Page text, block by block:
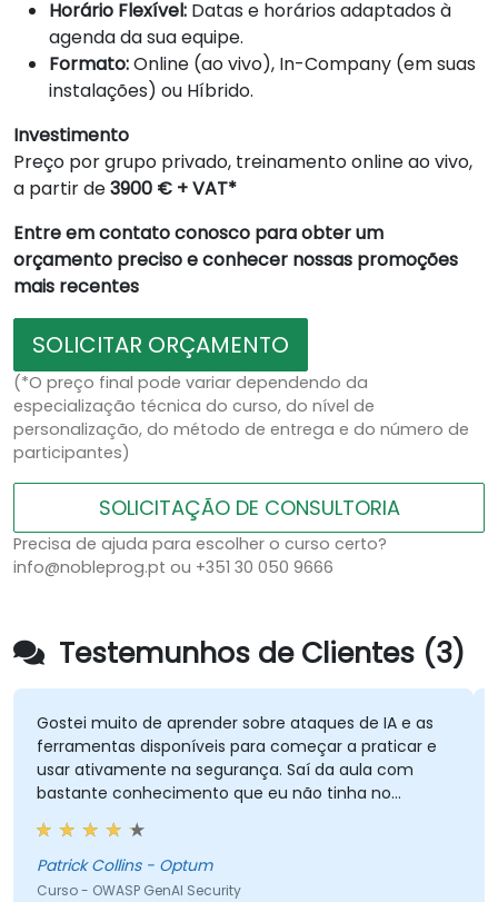
Horário Flexível: Datas e horários adaptados à
agenda da sua equipe.
Formato:Online (ao vivo), In-Company (em suas
instalações) ou Híbrido.
Investimento
Preço por grupo privado, treinamento online ao vivo,
a partir de3900 € + VAT*
Entre em contato conosco para obter um
orçamento preciso e conhecer nossas promoções
mais recentes
SOLICITAR ORÇAMENTO
(*O preço final pode variar dependendo da
especialização técnica do curso, do nível de
personalização, do método de entrega e do número de
participantes)
SOLICITAÇÃO DE CONSULTORIA
Precisa de ajuda para escolher o curso certo?
info@nobleprog.pt ou +351 30 050 9666
Testemunhos de Clientes (3)
Gostei muito de aprender sobre ataques de IA e as
ferramentas disponíveis para começar a praticar e
usar ativamente na segurança. Saí da aula com
bastante conhecimento que eu não tinha no
começo, e o curso foi exatamente o que eu
esperava. A parte que mais me chamou atenção na
apresentação foi o Comet Browser, e fiquei
impressionado com o que ele pode fazer. Com
Patrick Collins - Optum
Curso - OWASP GenAI Security